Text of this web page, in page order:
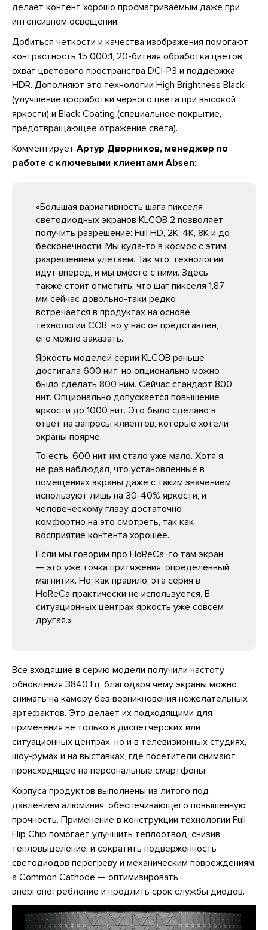
делает контент хорошо просматриваемым даже при
интенсивном освещении.
Добиться четкости и качества изображения помогают
контрастность 15 000:1, 20-битная обработка цветов,
охват цветового пространства DCI-P3 и поддержка
HDR. Дополняют это технологии High Brightness Black
(улучшение проработки черного цвета при высокой
яркости) и Black Coating (специальное покрытие,
предотвращающее отражение света).
Комментирует Артур Дворников, менеджер по
работе с ключевыми клиентами Absen:
«Большая вариативность шага пикселя
светодиодных экранов KLCOB 2 позволяет
получить разрешение: Full HD, 2K, 4K, 8K и до
бесконечности. Мы куда-то в космос с этим
разрешением улетаем. Так что, технологии
идут вперед, и мы вместе с ними. Здесь
также стоит отметить, что шаг пикселя 1,87
мм сейчас довольно-таки редко
встречается в продуктах на основе
технологии COB, но у нас он представлен,
его можно заказать.
Яркость моделей серии KLCOB раньше
достигала 600 нит, но опционально можно
было сделать 800 ним. Сейчас стандарт 800
нит. Опционально допускается повышение
яркости до 1000 нит. Это было сделано в
ответ на запросы клиентов, которые хотели
экраны поярче.
То есть, 600 нит им стало уже мало. Хотя я
не раз наблюдал, что установленные в
помещениях экраны даже с таким значением
используют лишь на 30-40% яркости, и
человеческому глазу достаточно
комфортно на это смотреть, так как
восприятие контента хорошее.
Если мы говорим про HoReCa, то там экран
— это уже точка притяжения, определенный
магнитик. Но, как правило, эта серия в
HoReCa практически не используется. В
ситуационных центрах яркость уже совсем
другая.»
Все входящие в серию модели получили частоту
обновления 3840 Гц, благодаря чему экраны можно
снимать на камеру без возникновения нежелательных
артефактов. Это делает их подходящими для
применения не только в диспетчерских или
ситуационных центрах, но и в телевизионных студиях,
шоу-румах и на выставках, где посетители снимают
происходящее на персональные смартфоны.
Корпуса продуктов выполнены из литого под
давлением алюминия, обеспечивающего повышенную
прочность. Применение в конструкции технологии Full
Flip Chip помогает улучшить теплоотвод, снизив
тепловыделение, и сократить подверженность
светодиодов перегреву и механическим повреждениям,
а Common Cathode — оптимизировать
энергопотребление и продлить срок службы диодов.